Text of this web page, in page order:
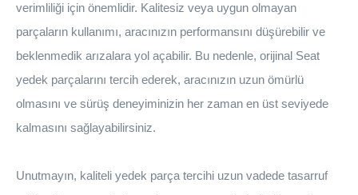
verimliliği için önemlidir. Kalitesiz veya uygun olmayan
parçaların kullanımı, aracınızın performansını düşürebilir ve
beklenmedik arızalara yol açabilir. Bu nedenle, orijinal Seat
yedek parçalarını tercih ederek, aracınızın uzun ömürlü
olmasını ve sürüş deneyiminizin her zaman en üst seviyede
kalmasını sağlayabilirsiniz.
Unutmayın, kaliteli yedek parça tercihi uzun vadede tasarruf